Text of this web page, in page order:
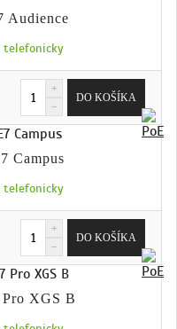
Audience
telefonicky
Campus
telefonicky
XGS B